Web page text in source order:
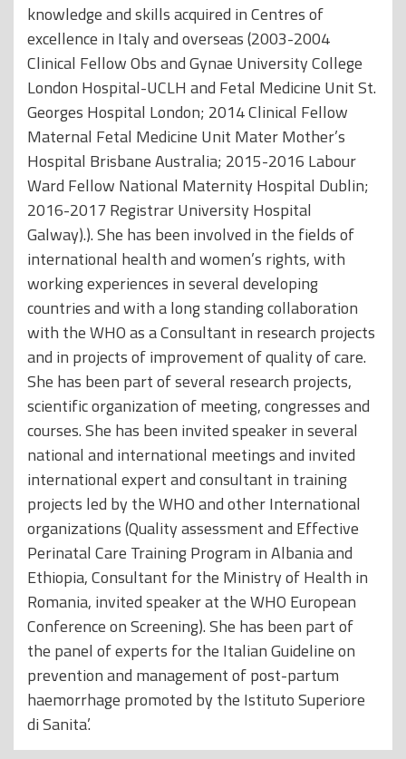
knowledge and skills acquired in Centres of
excellence in Italy and overseas (2003-2004
Clinical Fellow Obs and Gynae University College
London Hospital-UCLH and Fetal Medicine Unit St.
Georges Hospital London; 2014 Clinical Fellow
Maternal Fetal Medicine Unit Mater Mother’s
Hospital Brisbane Australia; 2015-2016 Labour
Ward Fellow National Maternity Hospital Dublin;
2016-2017 Registrar University Hospital
Galway).). She has been involved in the fields of
international health and women’s rights, with
working experiences in several developing
countries and with a long standing collaboration
with the WHO as a Consultant in research projects
and in projects of improvement of quality of care.
She has been part of several research projects,
scientific organization of meeting, congresses and
courses. She has been invited speaker in several
national and international meetings and invited
international expert and consultant in training
projects led by the WHO and other International
organizations (Quality assessment and Effective
Perinatal Care Training Program in Albania and
Ethiopia, Consultant for the Ministry of Health in
Romania, invited speaker at the WHO European
Conference on Screening). She has been part of
the panel of experts for the Italian Guideline on
prevention and management of post-partum
haemorrhage promoted by the Istituto Superiore
di Sanita’.